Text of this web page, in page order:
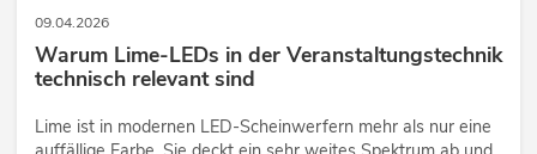
09.04.2026
Warum Lime-LEDs in der Veranstaltungstechnik
technisch relevant sind
Lime ist in modernen LED-Scheinwerfern mehr als nur eine